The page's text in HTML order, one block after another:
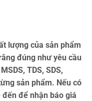
lượng của sản phẩm
đúng như yêu cầu
TDS, SDS,
sản phẩm. Nếu có
để nhận báo giá